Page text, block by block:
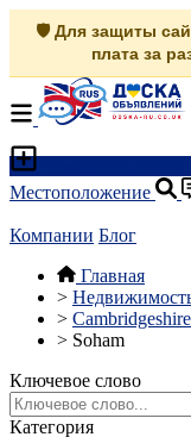
🛡️ Для защиты
плата за
Местоположение
Компании Блог
Главная
>
> Cambridgeshire
> Soham
Ключевое слово
Категория